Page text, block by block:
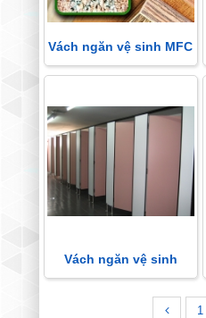
Vách ngăn vệ sinh MFC
Vách ngăn vệ sinh
1